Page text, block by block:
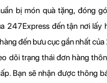
bị món quà tặng, đóng
247Express đến tận nơi lấy
đến bưu cục gần nhất
dõi trạng thái đơn hàng
Bạn sẽ nhận được thông